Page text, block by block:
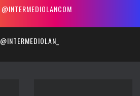
@INTERMEDIOLANCOM
@INTERMEDIOLAN_